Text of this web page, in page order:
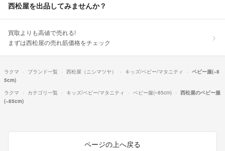
西松屋を出品してみませんか？
買取よりも高値で売れる!
まずは西松屋の売れ筋価格をチェック
ラクマ ブランド一覧 西松屋（ニシマツヤ） キッズ/ベビー/マタニティ
ベビー服(~8
5cm)
ラクマ
カテゴリ一覧 キッズ/ベビー/マタニティ ベビー服(~85cm)
西松屋のベビー服
(~85cm)
ページの上へ戻る